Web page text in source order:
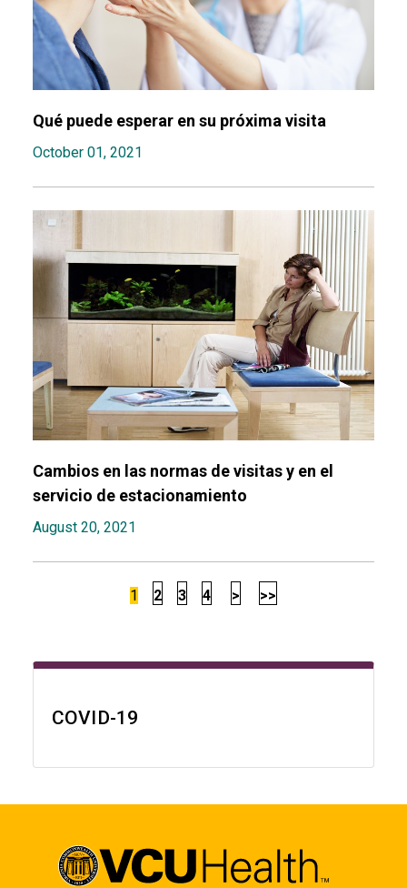
Qué puede esperar en su próxima visita
October 01, 2021
Cambios en las normas de visitas y en el
servicio de estacionamiento
August 20, 2021
1 2 3 4 > >>
COVID-19